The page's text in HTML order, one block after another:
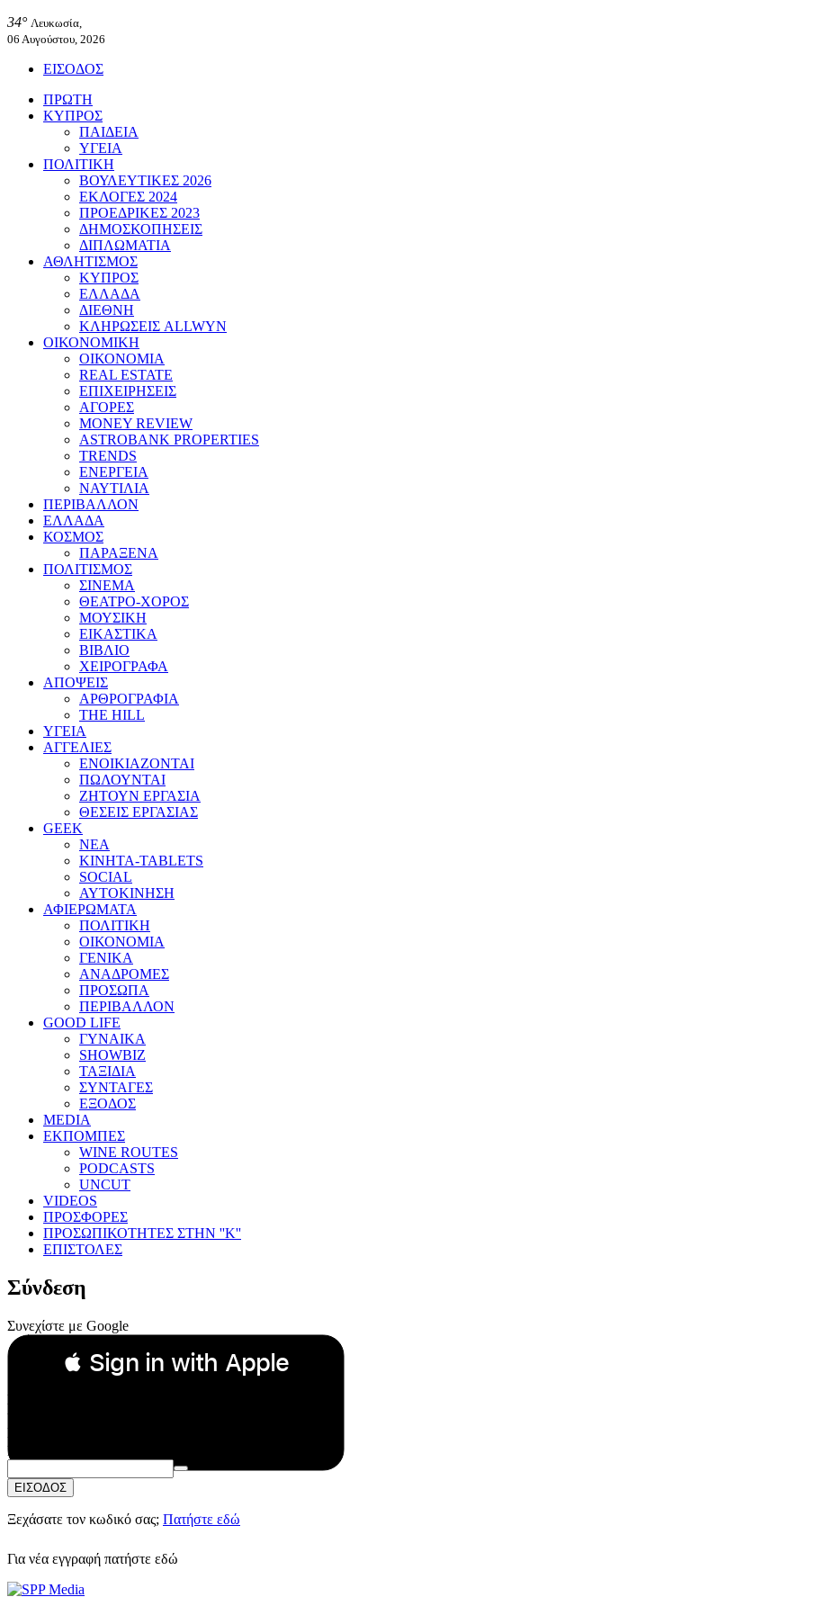
34° Λευκωσία,
06 Αυγούστου, 2026
ΕΙΣΟΔΟΣ
ΠΡΩΤΗ
ΚΥΠΡΟΣ
ΠΑΙΔΕΙΑ
ΥΓΕΙΑ
ΠΟΛΙΤΙΚΗ
ΒΟΥΛΕΥΤΙΚΕΣ 2026
ΕΚΛΟΓΕΣ 2024
ΠΡΟΕΔΡΙΚΕΣ 2023
ΔΗΜΟΣΚΟΠΗΣΕΙΣ
ΔΙΠΛΩΜΑΤΙΑ
ΑΘΛΗΤΙΣΜΟΣ
ΚΥΠΡΟΣ
ΕΛΛΑΔΑ
ΔΙΕΘΝΗ
ΚΛΗΡΩΣΕΙΣ ALLWYN
ΟΙΚΟΝΟΜΙΚΗ
ΟΙΚΟΝΟΜΙΑ
REAL ESTATE
ΕΠΙΧΕΙΡΗΣΕΙΣ
ΑΓΟΡΕΣ
MONEY REVIEW
ASTROBANK PROPERTIES
TRENDS
ΕΝΕΡΓΕΙΑ
ΝΑΥΤΙΛΙΑ
ΠΕΡΙΒΑΛΛΟΝ
ΕΛΛΑΔΑ
ΚΟΣΜΟΣ
ΠΑΡΑΞΕΝΑ
ΠΟΛΙΤΙΣΜΟΣ
ΣΙΝΕΜΑ
ΘΕΑΤΡΟ-ΧΟΡΟΣ
ΜΟΥΣΙΚΗ
ΕΙΚΑΣΤΙΚΑ
ΒΙΒΛΙΟ
ΧΕΙΡΟΓΡΑΦΑ
ΑΠΟΨΕΙΣ
ΑΡΘΡΟΓΡΑΦΙΑ
THE HILL
ΥΓΕΙΑ
ΑΓΓΕΛΙΕΣ
ΕΝΟΙΚΙΑΖΟΝΤΑΙ
ΠΩΛΟΥΝΤΑΙ
ΖΗΤΟΥΝ ΕΡΓΑΣΙΑ
ΘΕΣΕΙΣ ΕΡΓΑΣΙΑΣ
GEEK
ΝΕΑ
ΚΙΝΗΤΑ-TABLETS
SOCIAL
ΑΥΤΟΚΙΝΗΣΗ
ΑΦΙΕΡΩΜΑΤΑ
ΠΟΛΙΤΙΚΗ
ΟΙΚΟΝΟΜΙΑ
ΓΕΝΙΚΑ
ΑΝΑΔΡΟΜΕΣ
ΠΡΟΣΩΠΑ
ΠΕΡΙΒΑΛΛΟΝ
GOOD LIFE
ΓΥΝΑΙΚΑ
SHOWBIZ
ΤΑΞΙΔΙΑ
ΣΥΝΤΑΓΕΣ
ΕΞΟΔΟΣ
MEDIA
ΕΚΠΟΜΠΕΣ
WINE ROUTES
PODCASTS
UNCUT
VIDEOS
ΠΡΟΣΦΟΡΕΣ
ΠΡΟΣΩΠΙΚΟΤΗΤΕΣ ΣΤΗΝ ''Κ''
ΕΠΙΣΤΟΛΕΣ
Σύνδεση
Συνεχίστε με Google
 Sign in with Apple
Συνεχίστε με Apple
ή
Email:
Κωδικός Πρόσβασης:
ΕΙΣΟΔΟΣ
Ξεχάσατε τον κωδικό σας; Πατήστε εδώ
Για νέα εγγραφή πατήστε εδώ